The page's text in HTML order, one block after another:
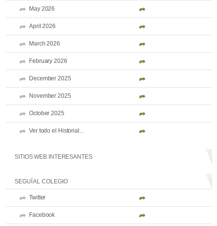
May 2026
April 2026
March 2026
February 2026
December 2025
November 2025
October 2025
Ver todo el Historial...
SITIOS WEB INTERESANTES
SEGUÍ AL COLEGIO
Twitter
Facebook